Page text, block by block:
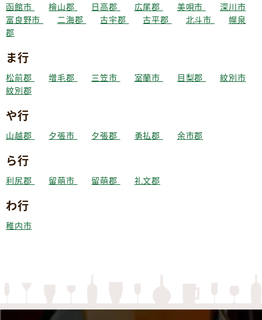
函館市 檜山郡 日高郡 広尾郡 美唄市
深川市
富良野市
二海郡 古宇郡 古平郡 北斗市
幌泉
郡
ま行
松前郡 増毛郡 三笠市 室蘭市 目梨郡
紋別市
紋別郡
や行
山越郡 夕張市 夕張郡 勇払郡 余市郡
ら行
利尻郡 留萌市 留萌郡 礼文郡
わ行
稚内市